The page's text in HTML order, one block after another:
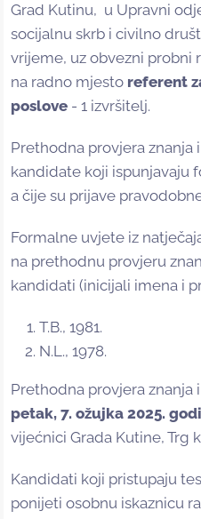
Grad Kutinu, u Upravni
socijalnu skrb i civilno
vrijeme, uz obvezni probni
na radno mjesto referent
poslove - 1 izvršitelj.
Prethodna provjera znanja
kandidate koji ispunjavaju
a čije su prijave
Formalne uvjete iz
na prethodnu provjeru
kandidati (inicijali imena i
T.B., 1981.
N.L., 1978.
Prethodna provjera znanja
petak, 7. ožujka 2025.
vijećnici Grada Kutine, Trg
Kandidati koji pristupaju
ponijeti osobnu iskaznicu